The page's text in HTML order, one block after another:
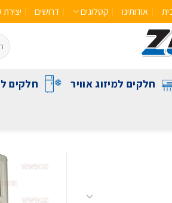
אודותינו קטלוגים דרושים
חלקים למיזוג אוויר חלקים